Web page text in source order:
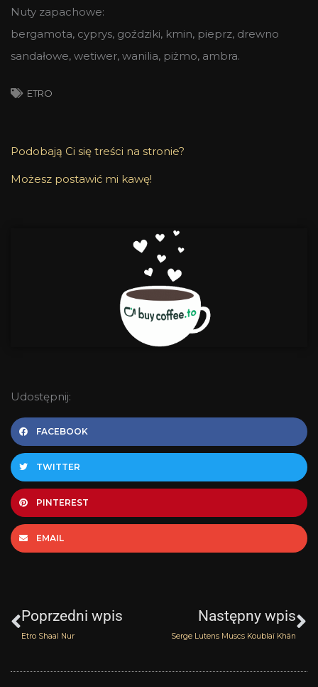
Nuty zapachowe:
bergamota, cyprys, goździki, kmin, pieprz, drewno
sandałowe, wetiwer, wanilia, piżmo, ambra.
ETRO
Podobają Ci się treści na stronie?
Możesz postawić mi kawę!
Udostępnij:
FACEBOOK
TWITTER
PINTEREST
EMAIL
Poprzedni wpis
Etro Shaal Nur
Następny wpis
Serge Lutens Muscs Koublaï Khän